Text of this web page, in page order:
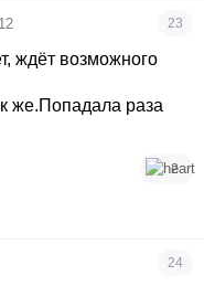
23
ждёт возможного
же.Попадала раза
2
24